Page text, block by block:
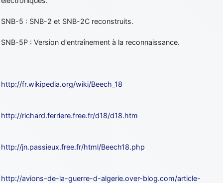
SNB-5 : SNB-2 et SNB-2C reconstruits.
SNB-5P : Version d'entraînement à la reconnaissance.
http://fr.wikipedia.org/wiki/Beech_18
http://richard.ferriere.free.fr/d18/d18.htm
http://jn.passieux.free.fr/html/Beech18.php
http://avions-de-la-guerre-d-algerie.over-blog.com/article-